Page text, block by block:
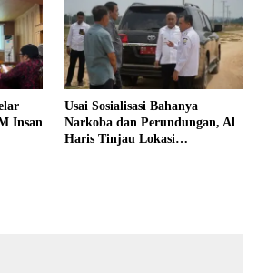
Insan
Usai Sosialisasi Bahanya
Narkoba dan Perundungan, Al
Haris Tinjau Lokasi